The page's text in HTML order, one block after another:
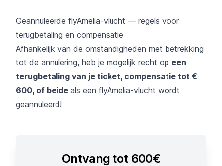
Geannuleerde flyAmelia-vlucht — regels voor
terugbetaling en compensatie
Afhankelijk van de omstandigheden met betrekking
tot de annulering, heb je mogelijk recht op een
terugbetaling van je ticket, compensatie tot €
600, of beide als een flyAmelia-vlucht wordt
geannuleerd!
Ontvang tot 600€